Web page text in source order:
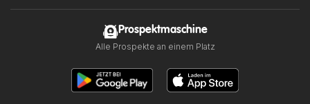
Prospektmaschine
Alle Prospekte an einem Platz